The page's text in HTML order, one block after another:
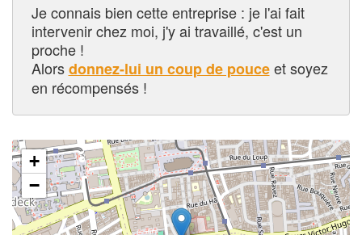
Je connais bien cette entreprise : je l'ai fait
intervenir chez moi, j'y ai travaillé, c'est un
proche !
Alorsdonnez-lui un coup de pouceet soyez
en récompensés !
+
−